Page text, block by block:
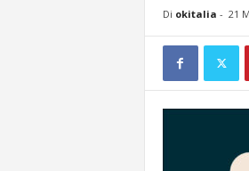
Di okitalia - 21